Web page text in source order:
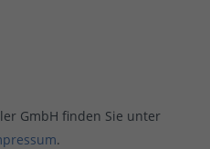
GmbH finden Sie unter
.